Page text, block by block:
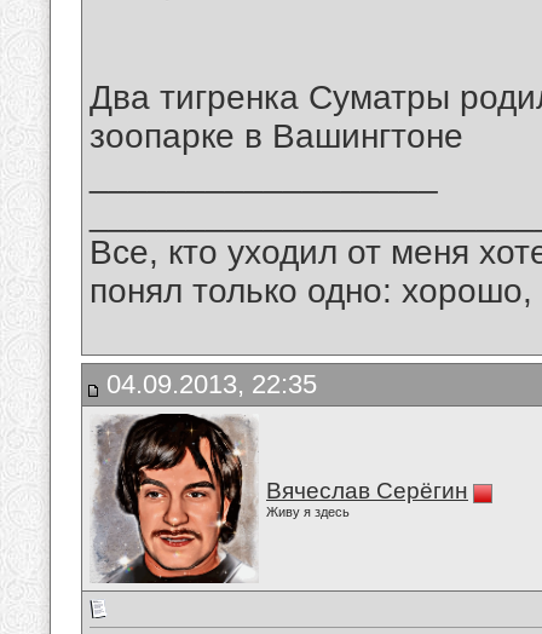
Два тигренка Суматры
зоопарке в Вашингтоне
Все, кто уходил от меня
понял только одно:
04.09.2013, 22:35
Вячеслав Серёгин
Живу я здесь